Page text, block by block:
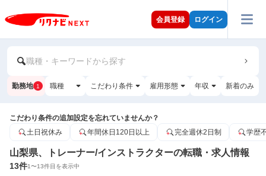
会員登録 ログイン
職種・キーワードから探す
勤務地 1 職種 こだわり条件 雇用形態 年収 新着のみ
こだわり条件の追加設定を忘れていませんか？
土日祝休み
年間休日120日以上 完全週休2日制 学歴
山梨県、トレーナー/インストラクターの転職・求人情報
13件1〜13件目を表示中